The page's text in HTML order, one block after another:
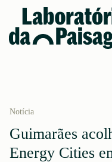
Notícia
Guimarães
Energy Cities